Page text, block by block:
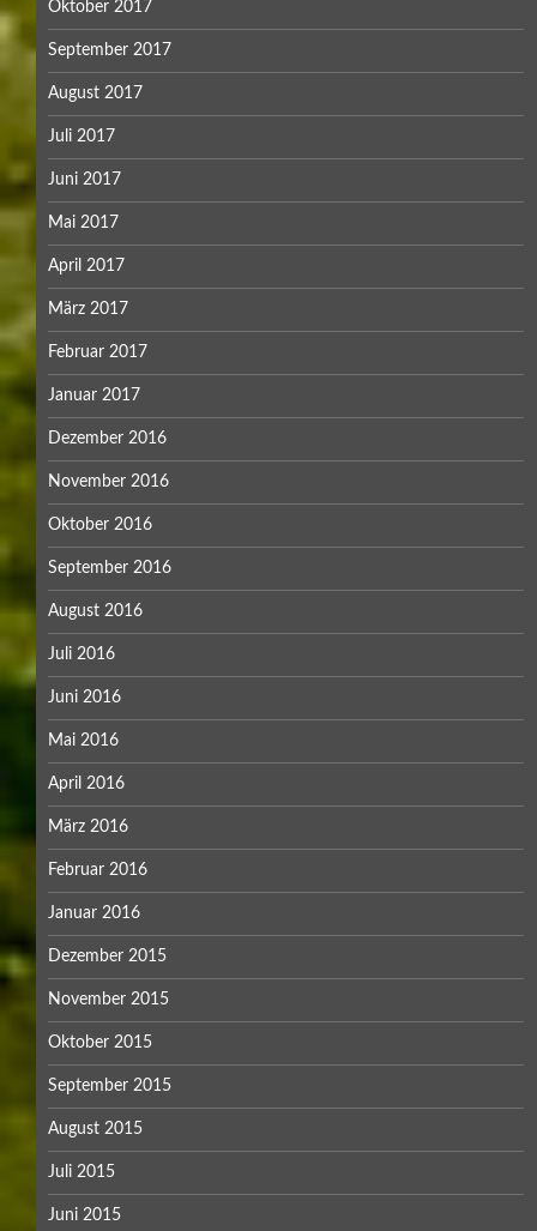
Oktober 2017
September 2017
August 2017
Juli 2017
Juni 2017
Mai 2017
April 2017
März 2017
Februar 2017
Januar 2017
Dezember 2016
November 2016
Oktober 2016
September 2016
August 2016
Juli 2016
Juni 2016
Mai 2016
April 2016
März 2016
Februar 2016
Januar 2016
Dezember 2015
November 2015
Oktober 2015
September 2015
August 2015
Juli 2015
Juni 2015